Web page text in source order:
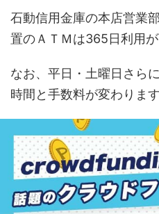
石動信用金庫の本店営業
置のＡＴＭは365日利用が
なお、平日・土曜日さら
時間と手数料が変わります